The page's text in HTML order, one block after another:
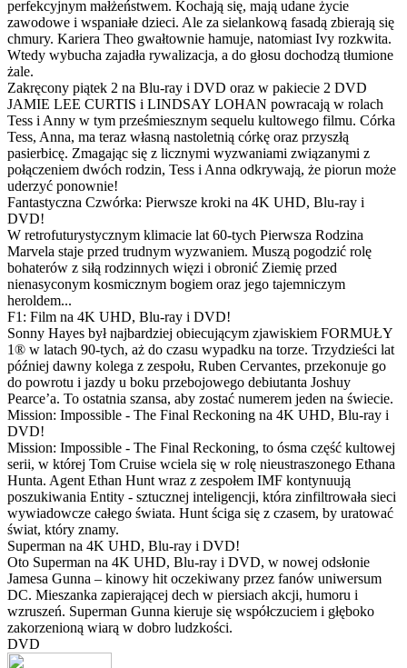
perfekcyjnym małżeństwem. Kochają się, mają udane życie
zawodowe i wspaniałe dzieci. Ale za sielankową fasadą zbierają się
chmury. Kariera Theo gwałtownie hamuje, natomiast Ivy rozkwita.
Wtedy wybucha zajadła rywalizacja, a do głosu dochodzą tłumione
żale.
Zakręcony piątek 2 na Blu-ray i DVD oraz w pakiecie 2 DVD
JAMIE LEE CURTIS i LINDSAY LOHAN powracają w rolach
Tess i Anny w tym prześmiesznym sequelu kultowego filmu. Córka
Tess, Anna, ma teraz własną nastoletnią córkę oraz przyszłą
pasierbicę. Zmagając się z licznymi wyzwaniami związanymi z
połączeniem dwóch rodzin, Tess i Anna odkrywają, że piorun może
uderzyć ponownie!
Fantastyczna Czwórka: Pierwsze kroki na 4K UHD, Blu-ray i
DVD!
W retrofuturystycznym klimacie lat 60-tych Pierwsza Rodzina
Marvela staje przed trudnym wyzwaniem. Muszą pogodzić rolę
bohaterów z siłą rodzinnych więzi i obronić Ziemię przed
nienasyconym kosmicznym bogiem oraz jego tajemniczym
heroldem...
F1: Film na 4K UHD, Blu-ray i DVD!
Sonny Hayes był najbardziej obiecującym zjawiskiem FORMUŁY
1® w latach 90-tych, aż do czasu wypadku na torze. Trzydzieści lat
później dawny kolega z zespołu, Ruben Cervantes, przekonuje go
do powrotu i jazdy u boku przebojowego debiutanta Joshuy
Pearce’a. To ostatnia szansa, aby zostać numerem jeden na świecie.
Mission: Impossible - The Final Reckoning na 4K UHD, Blu-ray i
DVD!
Mission: Impossible - The Final Reckoning, to ósma część kultowej
serii, w której Tom Cruise wciela się w rolę nieustraszonego Ethana
Hunta. Agent Ethan Hunt wraz z zespołem IMF kontynuują
poszukiwania Entity - sztucznej inteligencji, która zinfiltrowała sieci
wywiadowcze całego świata. Hunt ściga się z czasem, by uratować
świat, który znamy.
Superman na 4K UHD, Blu-ray i DVD!
Oto Superman na 4K UHD, Blu-ray i DVD, w nowej odsłonie
Jamesa Gunna – kinowy hit oczekiwany przez fanów uniwersum
DC. Mieszanka zapierającej dech w piersiach akcji, humoru i
wzruszeń. Superman Gunna kieruje się współczuciem i głęboko
zakorzenioną wiarą w dobro ludzkości.
DVD